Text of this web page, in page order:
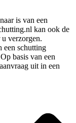
is van een
kan ook de
verzorgen.
een schutting
basis van een
uit in een